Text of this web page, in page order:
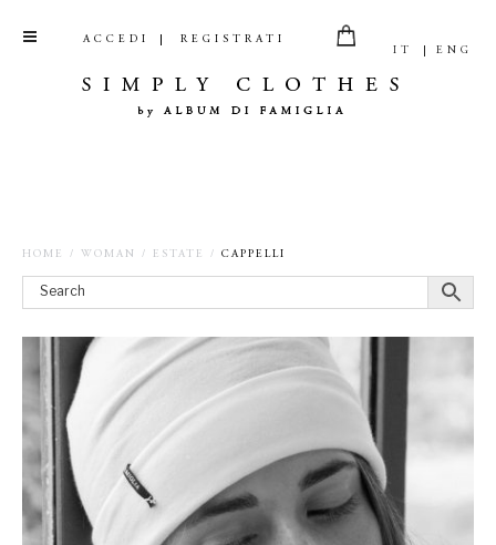
IT ENG
ACCEDI REGISTRATI
HOME / WOMAN / ESTATE / CAPPELLI